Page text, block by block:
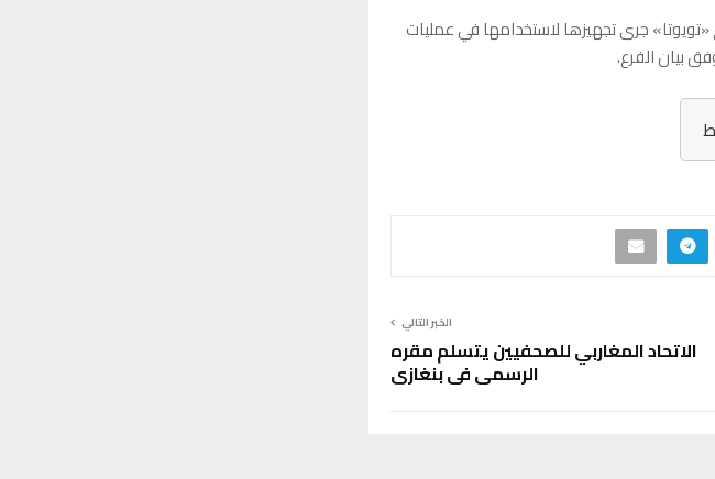
جرى تجهيزها لاستخدامها في عمليات
بيان الفرع.
الخبر التالي
الاتحاد المغاربي للصحفيين يتسلم مقره
الرسمي في بنغازي